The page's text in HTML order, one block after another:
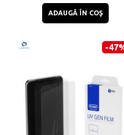
ADAUGĂ ÎN COŞ
-